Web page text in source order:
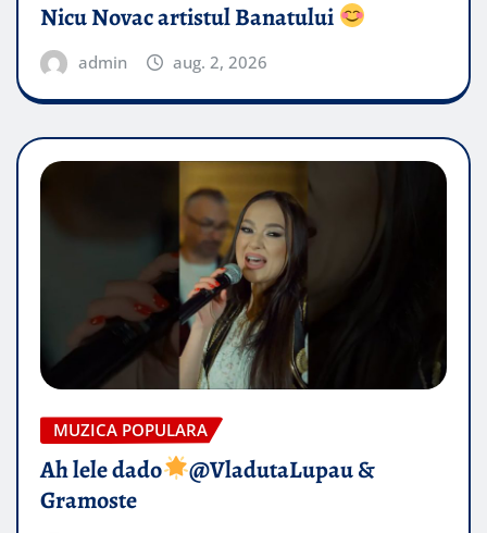
Nicu Novac artistul Banatului
admin aug. 2, 2026
MUZICA POPULARA
Ah lele dado​
@VladutaLupau &
Gramoste